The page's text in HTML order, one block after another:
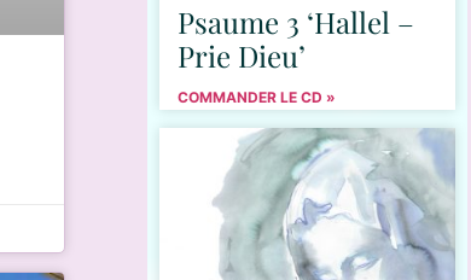
Psaume 3 ‘Hallel –
Prie Dieu’
COMMANDER LE CD »